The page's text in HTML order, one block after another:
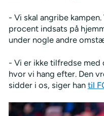
- Vi skal angribe
procent indsats på
under nogle andre
- Vi er ikke tilfredse med
hvor vi hang efter. Den
sidder i os, siger han til